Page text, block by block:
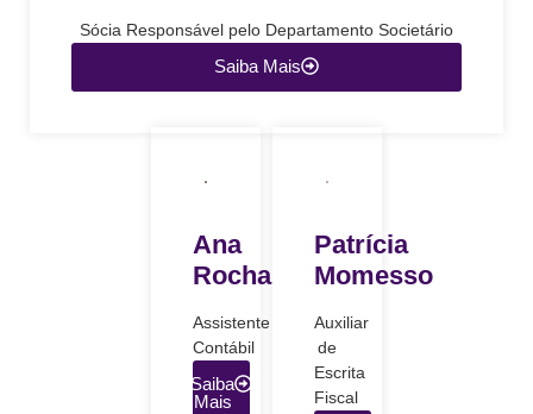
Sócia Responsável pelo Departamento Societário
Saiba Mais
Ana
Rocha
Assistente
Contábil
Saiba
Mais
Patrícia
Momesso
Auxiliar
de
Escrita
Fiscal